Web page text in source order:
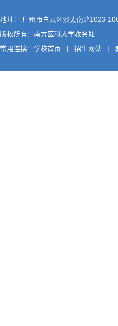
地址： 广州市白云区沙太南路1023-
版权所有：南方医科大学教务处
常用连接： 学校首页 | 招生网站 |